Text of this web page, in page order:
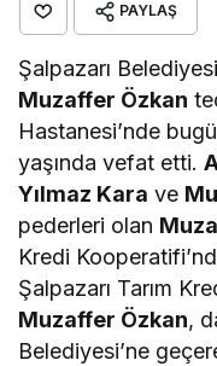
PAYLAŞ
Şalpazarı
Muzaffer Özkan
Hastanesi’nde
yaşında vefat etti.
Yılmaz Kara ve
pederleri olan
Kredi
Şalpazarı Tarım
Muzaffer Özkan,
Belediyesi’ne